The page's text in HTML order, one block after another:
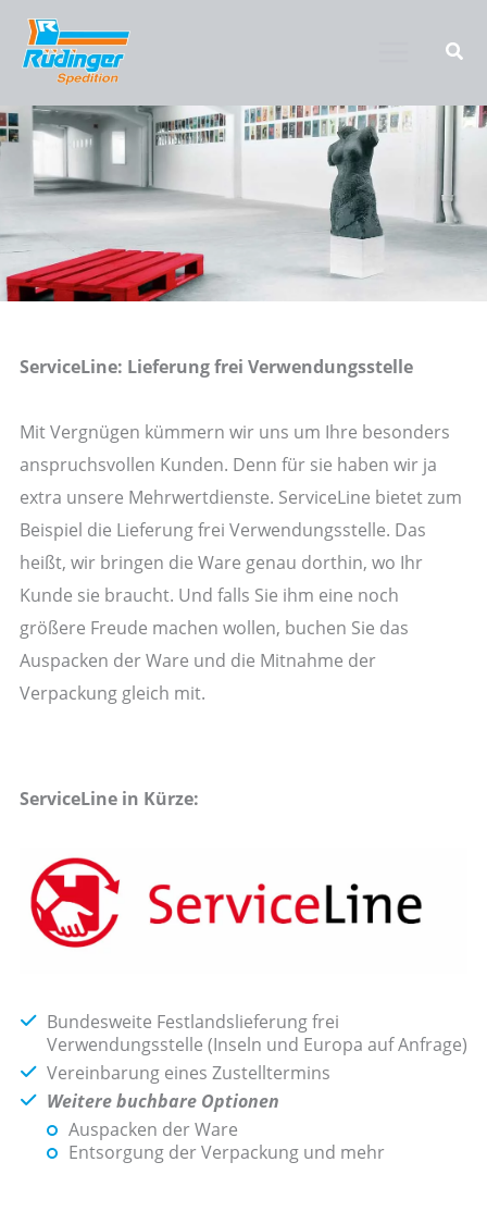
Zum
Inhalt
springen
ServiceLine: Lieferung frei Verwendungsstelle
Mit Vergnügen kümmern wir uns um Ihre besonders
anspruchsvollen Kunden. Denn für sie haben wir ja
extra unsere Mehrwertdienste. ServiceLine bietet zum
Beispiel die Lieferung frei Verwendungsstelle. Das
heißt, wir bringen die Ware genau dorthin, wo Ihr
Kunde sie braucht. Und falls Sie ihm eine noch
größere Freude machen wollen, buchen Sie das
Auspacken der Ware und die Mitnahme der
Verpackung gleich mit.
ServiceLine in Kürze:
Bundesweite Festlandslieferung frei
Verwendungsstelle (Inseln und Europa auf Anfrage)
Vereinbarung eines Zustelltermins
Weitere buchbare Optionen
Auspacken der Ware
Entsorgung der Verpackung und mehr